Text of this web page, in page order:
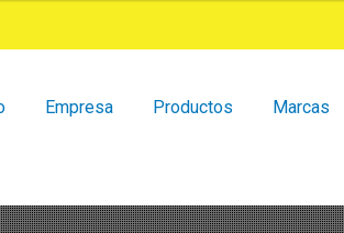
Empresa Productos Marcas